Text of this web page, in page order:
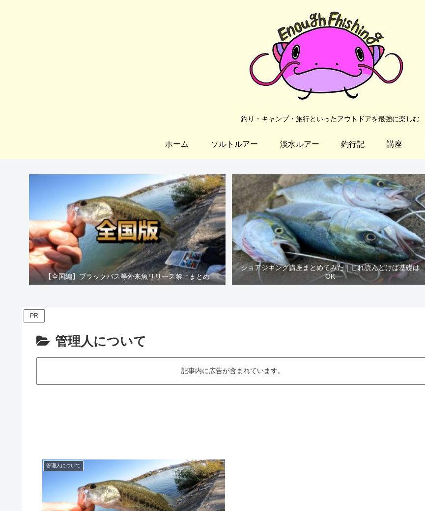
釣り・キャンプ・旅行といったアウトドアを最強に楽しむ
ホーム ソルトルアー 淡水ルアー 釣行記 講座
【全国編】ブラックバス等外来魚リリース禁止まとめ
ショアジギング講座まとめてみた｜これ読んどけば基礎は
OK
PR
管理人について
記事内に広告が含まれています。
管理人について